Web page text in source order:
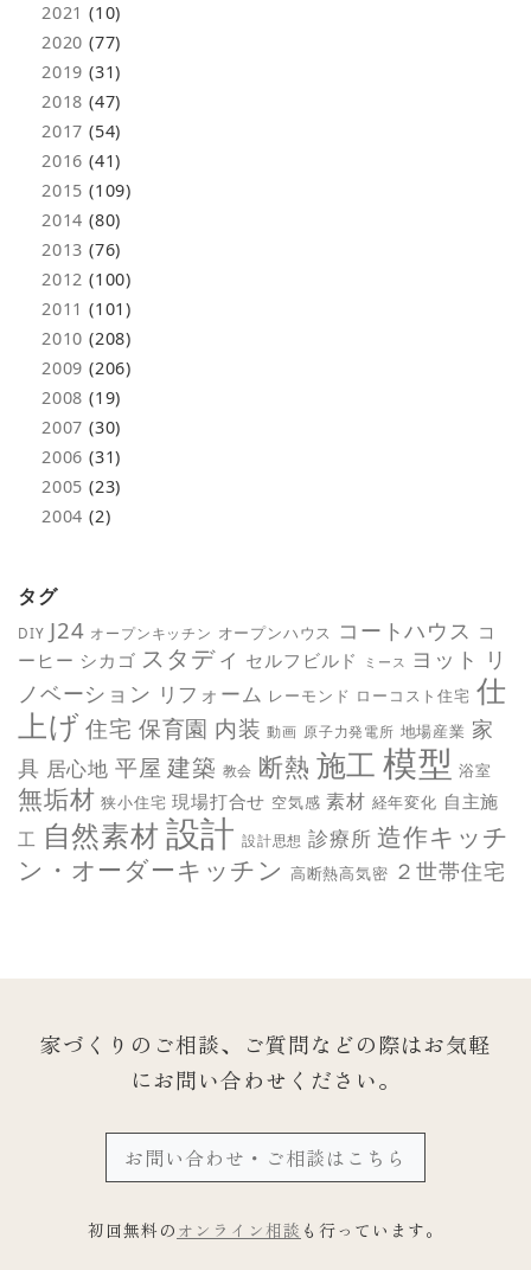
2021 (10)
2020 (77)
2019 (31)
2018 (47)
2017 (54)
2016 (41)
2015 (109)
2014 (80)
2013 (76)
2012 (100)
2011 (101)
2010 (208)
2009 (206)
2008 (19)
2007 (30)
2006 (31)
2005 (23)
2004 (2)
タグ
DIY J24 オープンキッチン オープンハウス コートハウス コ
ーヒー シカゴ スタディ セルフビルド ミース ヨット リ
ノベーション リフォーム レーモンド ローコスト住宅 仕
上げ 住宅 保育園 内装 動画 原子力発電所 地場産業 家
具 居心地 平屋 建築 教会 断熱 施工 模型 浴室
無垢材 狭小住宅 現場打合せ 空気感 素材 経年変化 自主施
工 自然素材 設計 設計思想 診療所 造作キッチ
ン・オーダーキッチン 高断熱高気密 ２世帯住宅
家づくりのご相談、ご質問などの際はお気軽
にお問い合わせください。
お問い合わせ・ご相談はこちら
初回無料の オンライン相談 も行っています。